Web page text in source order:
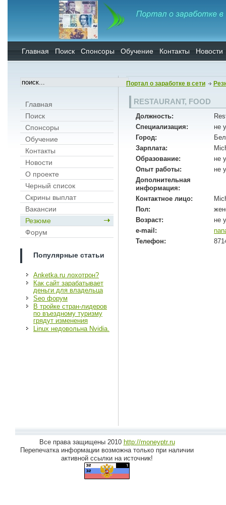
Главная Поиск Спонсоры Обучение Контакты Новости
Главная
Поиск
Спонсоры
Обучение
Контакты
Новости
О проекте
Черный список
Скрины выплат
Вакансии
Резюме
Форум
Популярные статьи
Anketka.ru лохотрон?
Как сайт зарабатывает
деньги для владельца
Seo форум
В тройке стран-лидеров
по въездному туризму
грядут изменения
Linux недовольна Nvidia.
Портал о заработке в сети
RESTAURANT, FOOD
Должность:
Специализация:
не
Город:
Зарплата:
Образование:
не
Опыт работы:
не
Дополнительная
информация:
Контактное лицо:
Пол:
Возраст:
не
e-mail:
Телефон:
Все права защищены 2010 http://moneyptr.ru
Перепечатка информации возможна только при наличии
активной ссылки на источник!